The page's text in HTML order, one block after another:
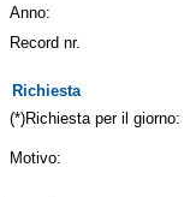
Anno:
Record nr.
Richiesta
(*)Richiesta per il giorno:
Motivo: